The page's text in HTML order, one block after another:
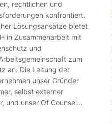
rechtlichen und
konfrontiert.
Lösungsansätze bietet
in Zusammenarbeit mit
und
zum
an. Die Leitung der
unser Gründer
selbst externer
und unser Of Counsel…